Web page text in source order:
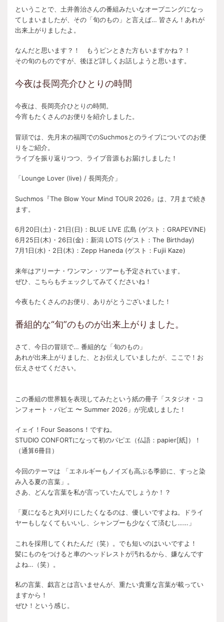
ということで、土井善治さんの番組みたいなオープニングになっ
てしまいましたが、その「旬のもの」と言えば… 皆さん！あれが
出来上がりましたよ。
なんだと思います？！ もうピンときた方もいますかね？！
その旬のものですが、後ほど詳しくお話しようと思います。
今夜は長岡亮介ひとりの時間
今夜は、長岡亮介ひとりの時間。
今宵もたくさんのお便りを紹介しました。
冒頭では、先月末の福岡でのSuchmosとのライブについてのお便
りをご紹介。
ライブを振り返りつつ、ライブ音源もお届けしました！
「Lounge Lover (live) / 長岡亮介」
Suchmos『The Blow Your Mind TOUR 2026』は、7月まで続き
ます。
6月20日(土)・21日(日)：BLUE LIVE 広島 (ゲスト：GRAPEVINE)
6月25日(木)・26日(金)：新潟 LOTS (ゲスト：The Birthday)
7月1日(水)・2日(木)：Zepp Haneda (ゲスト：Fujii Kaze)
来年はアリーナ・ワンマン・ツアーも予定されています。
ぜひ、こちらもチェックしてみてくださいね！
今夜もたくさんのお便り、ありがとうございました！
番組的な“旬”のものが出来上がりました。
さて、今日の冒頭で… 番組的な「旬のもの」
あれが出来上がりました、とお伝えしていましたが、ここで！お
伝えさせてください。
この番組の世界観を表現してみたという紙の冊子「スタジオ・コ
ンフォート・パピエ 〜 Summer 2026」が完成しました！
イェイ！Four Seasons！ですね。
STUDIO CONFORTになって初のパピエ（仏語：papier[紙]）！
（通算6冊目）
今回のテーマは 「エネルギーもノイズも高ぶる季節に、すっと染
み入る夏の言葉」。
さあ、どんな言葉を私が言っていたんでしょうか！？
「夏になると丸刈りにしたくなるのは、優しいですよね。ドライ
ヤーもしなくてもいいし、シャンプーも少なくて済むし……」
これを採用してくれたんだ（笑）。でも短いのはいいですよ！
髪にものをつけると車のヘッドレストが汚れるから、嫌なんです
よね…（笑）。
私の言葉、戯言とは言いませんが、重たい貴重な言葉が載ってい
ますから！
ぜひ！という感じ。